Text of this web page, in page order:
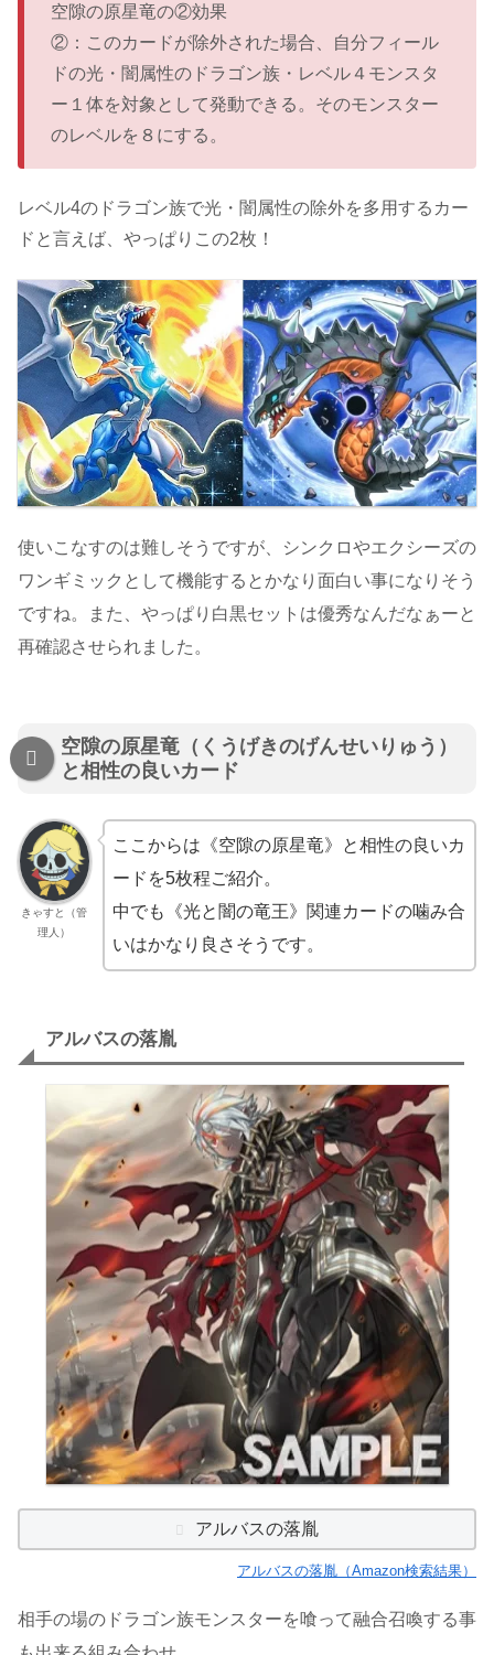
空隙の原星竜の②効果
②：このカードが除外された場合、自分フィール
ドの光・闇属性のドラゴン族・レベル４モンスタ
ー１体を対象として発動できる。そのモンスター
のレベルを８にする。
レベル4のドラゴン族で光・闇属性の除外を多用するカー
ドと言えば、やっぱりこの2枚！
使いこなすのは難しそうですが、シンクロやエクシーズの
ワンギミックとして機能するとかなり面白い事になりそう
ですね。また、やっぱり白黒セットは優秀なんだなぁーと
再確認させられました。
空隙の原星竜（くうげきのげんせいりゅう）
と相性の良いカード
きゃすと（管
理人）
ここからは《空隙の原星竜》と相性の良いカ
ードを5枚程ご紹介。
中でも《光と闇の竜王》関連カードの噛み合
いはかなり良さそうです。
アルバスの落胤
アルバスの落胤
アルバスの落胤（Amazon検索結果）
相手の場のドラゴン族モンスターを喰って融合召喚する事